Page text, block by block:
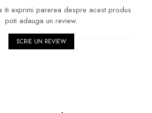
iti exprimi parerea despre acest produs
poti adauga un review.
SCRIE UN REVIEW